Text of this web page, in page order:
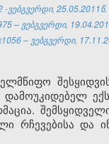
-ვებგვერდი, 25.05.2011წ.
– ვებგვერდი,
– ვებგვერდი,
დამოუკიდებელ
რჩევებისა